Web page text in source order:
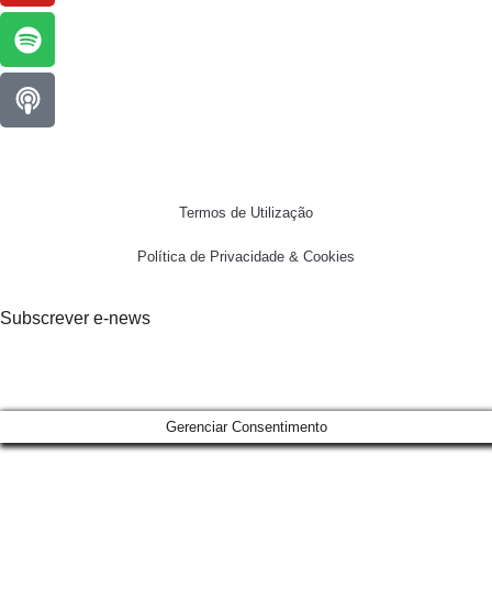
Termos de Utilização
Política de Privacidade & Cookies
Subscrever e-news
Gerenciar Consentimento